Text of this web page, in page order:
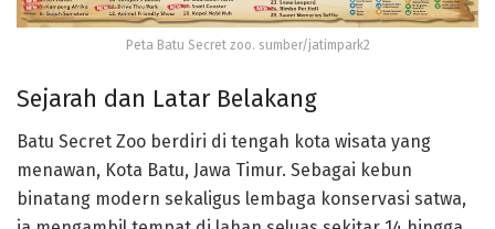
Peta Batu Secret zoo. sumber/jatimpark2
Sejarah dan Latar Belakang
Batu Secret Zoo berdiri di tengah kota wisata yang
menawan, Kota Batu, Jawa Timur. Sebagai kebun
binatang modern sekaligus lembaga konservasi satwa,